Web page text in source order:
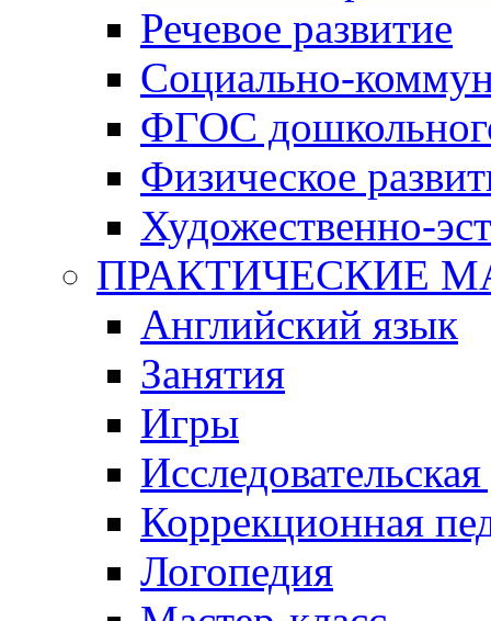
Речевое развитие
Социально-
ФГОС
Физическое
Художественно-
ПРАКТИЧЕСКИЕ
Английский язык
Занятия
Игры
Коррекционная
Логопедия